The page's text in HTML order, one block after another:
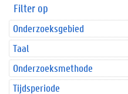
Filter op
Onderzoeksgebied
Taal
Onderzoeksmethode
Tijdsperiode